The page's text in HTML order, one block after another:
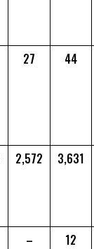
27 44
2,572 3,631
– 12